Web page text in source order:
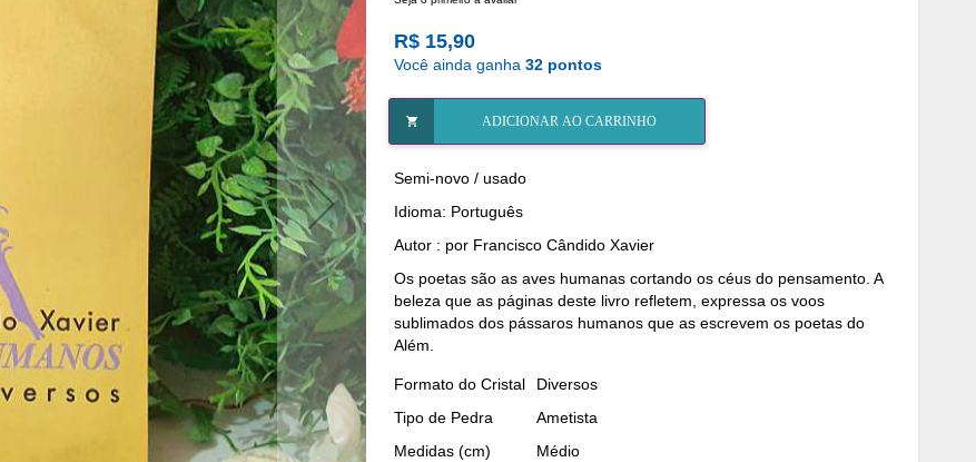
R$ 15,90
Você ainda ganha 32 pontos
ADICIONAR AO CARRINHO
Semi-novo / usado
Idioma: Português
Autor : por Francisco Cândido Xavier
Os poetas são as aves humanas cortando os céus do pensamento. A
beleza que as páginas deste livro refletem, expressa os voos
sublimados dos pássaros humanos que as escrevem os poetas do
Além.
Mais
Formato do Cristal
Diversos
Tipo de Pedra
Ametista
Medidas (cm)
Médio